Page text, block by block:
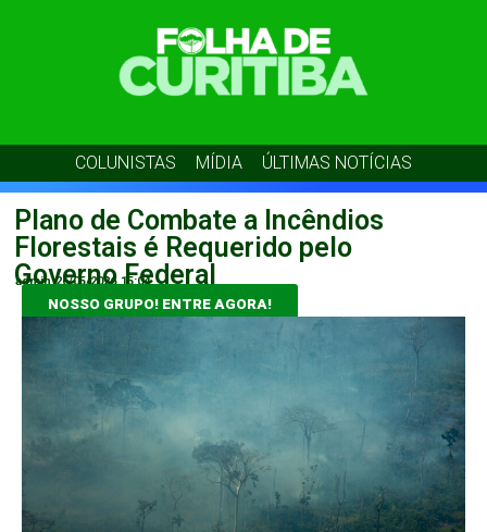
COLUNISTAS MÍDIA ÚLTIMAS NOTÍCIAS
Plano de Combate a Incêndios
Florestais é Requerido pelo
Governo Federal
admin 26/05/2026 15:04
NOSSO GRUPO! ENTRE AGORA!